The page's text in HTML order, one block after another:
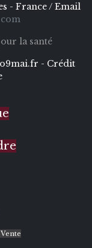
- France / Email
la santé
- Crédit